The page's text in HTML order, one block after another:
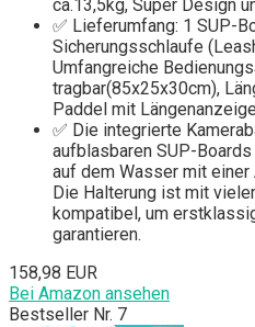
ca.13,5kg, Super Design
✅ Lieferumfang: 1 SUP-
Sicherungsschlaufe
Umfangreiche
tragbar(85x25x30cm),
Paddel mit
✅ Die integrierte
aufblasbaren SUP-
auf dem Wasser mit einer
Die Halterung ist mit
kompatibel, um
garantieren.
158,98 EUR
Bei Amazon ansehen
Bestseller Nr. 7